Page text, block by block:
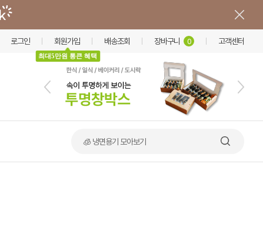
로그인 회원가입
최대5만원 통큰 혜택
배송조회 장바구니 0 고객센터
🧊 냉면용기 모아보기